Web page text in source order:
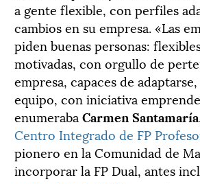
a gente flexible, con perfiles
cambios en su empresa. «Las
piden buenas personas:
motivadas, con orgullo de
empresa, capaces de
equipo, con iniciativa
enumeraba Carmen Santamaría
Centro Integrado de FP
pionero en la Comunidad de
incorporar la FP Dual, antes